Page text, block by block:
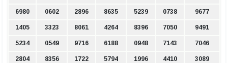
6980 0602 2896 8635 5239 0738 9677
1405 3323 8061 4264 8396 7050 9491
5234 0549 9716 6188 0948 7143 7046
2804 8356 1722 5794 1996 4410 3089